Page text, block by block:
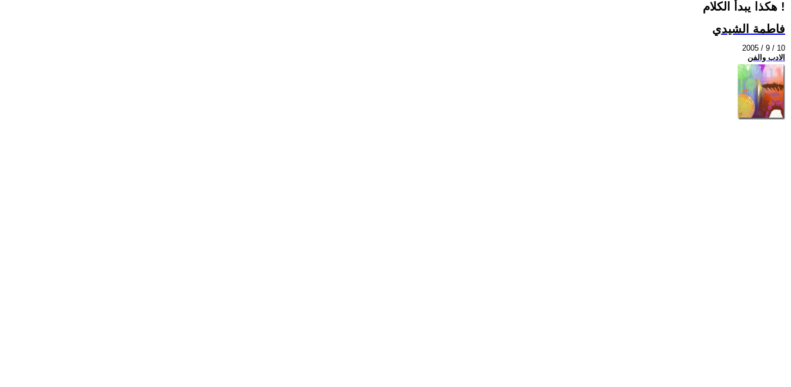
هكذا يبدأ الكلام !
فاطمة الشيدي
2005 / 9 / 10
الادب والفن